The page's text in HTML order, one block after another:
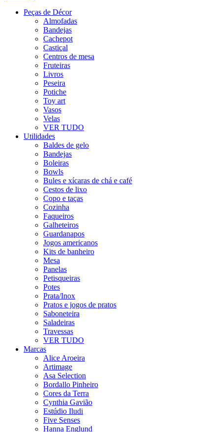
Peças de Décor
Almofadas
Bandejas
Cachepot
Castiçal
Centros de mesa
Fruteiras
Livros
Peseira
Potiche
Toy art
Vasos
Velas
VER TUDO
Utilidades
Baldes de gelo
Bandejas
Boleiras
Bowls
Bules e xícaras de chá e café
Cestos de lixo
Copo e taças
Cozinha
Faqueiros
Galheteiros
Guardanapos
Jogos americanos
Kits de banheiro
Mesa
Panelas
Petisqueiras
Potes
Prata/Inox
Pratos e jogos de pratos
Saboneteira
Saladeiras
Travessas
VER TUDO
Marcas
Alice Aroeira
Artimage
Asa Selection
Bordallo Pinheiro
Cores da Terra
Cynthia Gavião
Estúdio Iludi
Five Senses
Hanna Englund